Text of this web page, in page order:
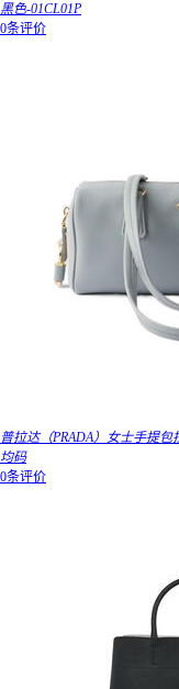
黑色-01CL01P
0条评价
普拉达（PRADA）女士手提
均码
0条评价